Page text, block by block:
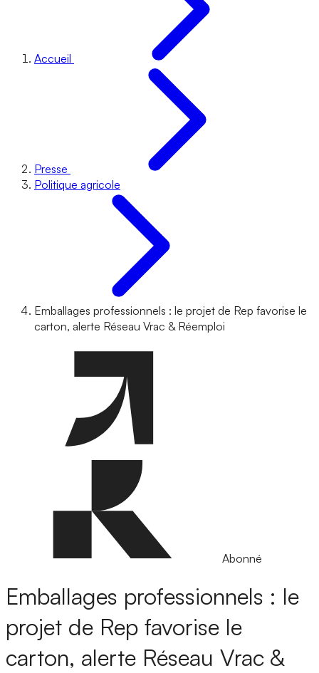
Accueil
Presse
Politique agricole
Emballages professionnels : le projet de Rep favorise le
carton, alerte Réseau Vrac & Réemploi
Abonné
Emballages professionnels : le
projet de Rep favorise le
carton, alerte Réseau Vrac &